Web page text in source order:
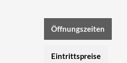
Öffnungszeiten
Eintrittspreise